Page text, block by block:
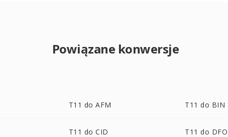
Powiązane konwersje
T11 do AFM T11 do BIN
T11 do CID T11 do